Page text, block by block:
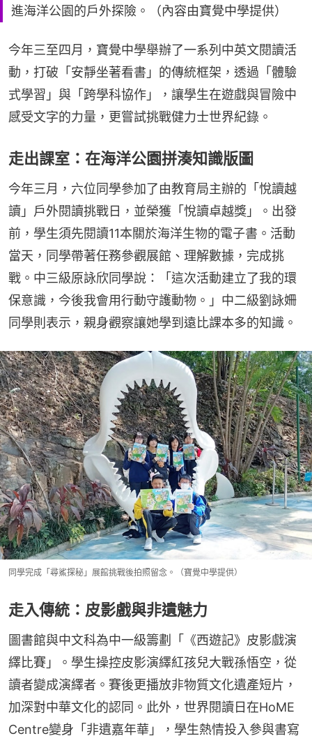
進海洋公園的戶外探險。（內容由寶覺中學提供）
今年三至四月，寶覺中學舉辦了一系列中英文閱讀活
動，打破「安靜坐著看書」的傳統框架，透過「體驗
式學習」與「跨學科協作」，讓學生在遊戲與冒險中
感受文字的力量，更嘗試挑戰健力士世界紀錄。
走出課室：在海洋公園拼湊知識版圖
今年三月，六位同學參加了由教育局主辦的「悅讀越
讀」戶外閱讀挑戰日，並榮獲「悅讀卓越獎」。出發
前，學生須先閱讀11本關於海洋生物的電子書。活動
當天，同學帶著任務參觀展館、理解數據，完成挑
戰。中三級原詠欣同學說：「這次活動建立了我的環
保意識，今後我會用行動守護動物。」中二級劉詠姍
同學則表示，親身觀察讓她學到遠比課本多的知識。
同學完成「尋鯊探秘」展館挑戰後拍照留念。（寶覺中學提供）
走入傳統：皮影戲與非遺魅力
圖書館與中文科為中一級籌劃「《西遊記》皮影戲演
繹比賽」。學生操控皮影演繹紅孩兒大戰孫悟空，從
讀者變成演繹者。賽後更播放非物質文化遺產短片，
加深對中華文化的認同。此外，世界閱讀日在HoME
Centre變身「非遺嘉年華」，學生熱情投入參與書寫